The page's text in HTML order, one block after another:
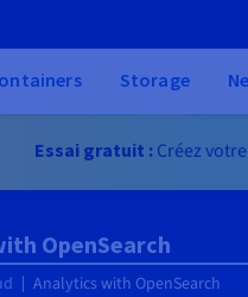
Storage
Essai gratuit : Créez
OpenSearch
Analytics with OpenSearch